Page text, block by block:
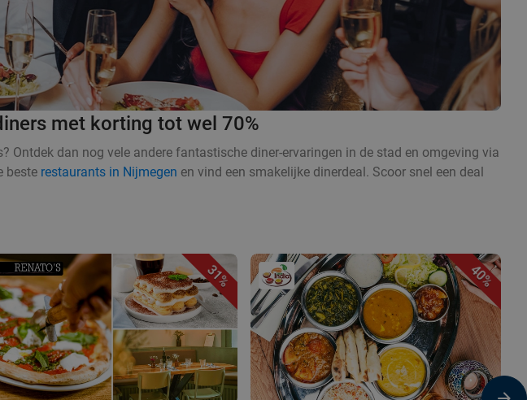
met korting tot wel 70%
Ontdek dan nog vele andere fantastische diner-ervaringen in de stad en omgeving via
beste restaurants in Nijmegen en vind een smakelijke dinerdeal. Scoor snel een deal
31% 40%